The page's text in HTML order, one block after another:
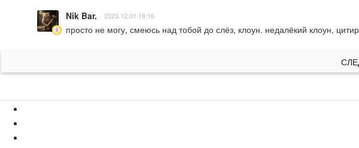
Nik Bar. 2023.12.01 18:16
просто не могу, смеюсь над тобой до слёз, клоун. недалёкий клоун,